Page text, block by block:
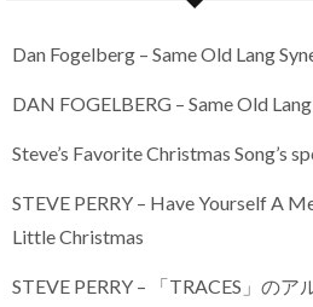
Dan Fogelberg – Same Old Lang
DAN FOGELBERG – Same Old
Steve’s Favorite Christmas Song’s
STEVE PERRY – Have Yourself A
Little Christmas
STEVE PERRY – 「TRACES」のア